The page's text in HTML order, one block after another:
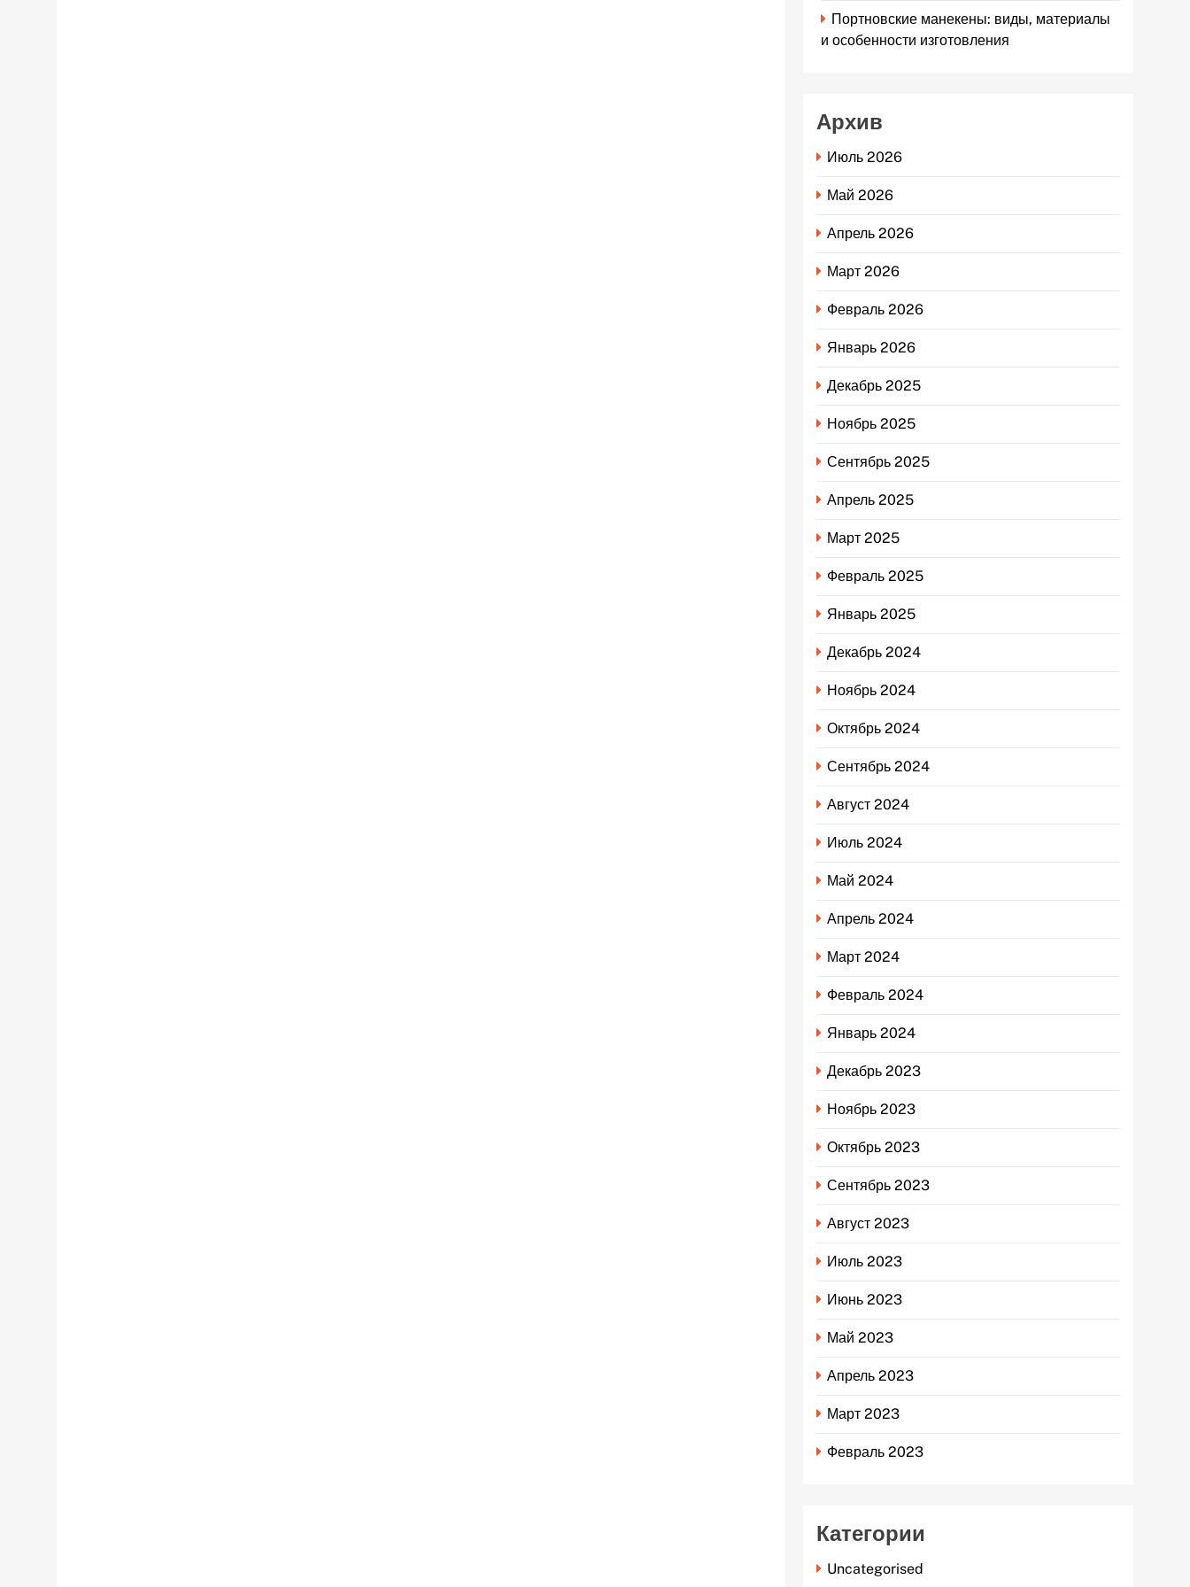
Портновские манекены: виды, материалы
и особенности изготовления
Архив
Июль 2026
Май 2026
Апрель 2026
Март 2026
Февраль 2026
Январь 2026
Декабрь 2025
Ноябрь 2025
Сентябрь 2025
Апрель 2025
Март 2025
Февраль 2025
Январь 2025
Декабрь 2024
Ноябрь 2024
Октябрь 2024
Сентябрь 2024
Август 2024
Июль 2024
Май 2024
Апрель 2024
Март 2024
Февраль 2024
Январь 2024
Декабрь 2023
Ноябрь 2023
Октябрь 2023
Сентябрь 2023
Август 2023
Июль 2023
Июнь 2023
Май 2023
Апрель 2023
Март 2023
Февраль 2023
Категории
Uncategorised